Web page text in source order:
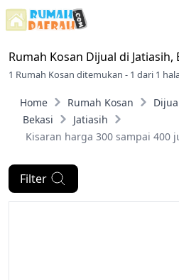
Rumah Kosan Dijual di Jatiasih,
1 Rumah Kosan ditemukan - 1 dari 1
Home Rumah Kosan
Bekasi
Jatiasih
Kisaran harga 300 sampai 400
Filter